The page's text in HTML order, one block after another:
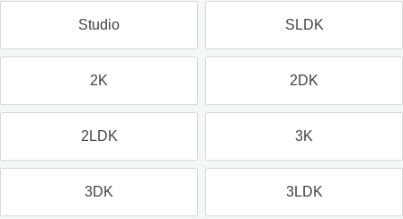
Studio SLDK
2K 2DK
2LDK 3K
3DK 3LDK